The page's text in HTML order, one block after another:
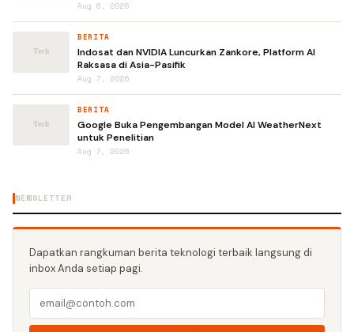
Aug 6, 2026
BERITA
Indosat dan NVIDIA Luncurkan Zankore, Platform AI
Raksasa di Asia-Pasifik
Aug 7, 2026
BERITA
Google Buka Pengembangan Model AI WeatherNext
untuk Penelitian
Aug 7, 2026
NEWSLETTER
Dapatkan rangkuman berita teknologi terbaik langsung di
inbox Anda setiap pagi.